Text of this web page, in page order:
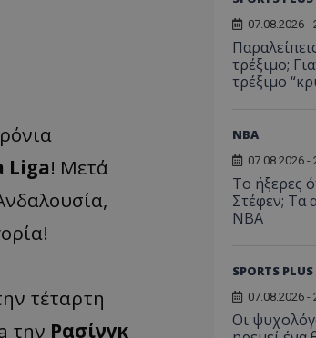
Liga! Μετά
τέταρτη
την Ρασίνγκ
07.08.2026 -
τρέξιμο;
τρέξιμο
NBA
07.08.2026 -
Το ήξερες
Στέφεν; Τα
NBA
SPORTS PLUS
07.08.2026 -
Οι